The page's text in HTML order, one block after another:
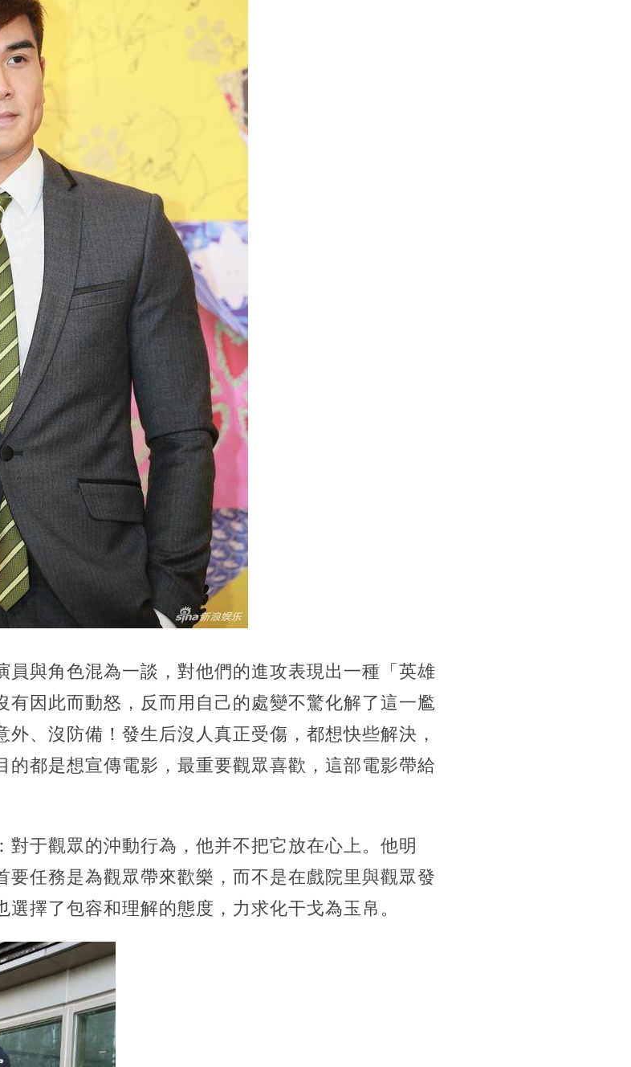
員與角色混為一談，對他們的進攻表現出一種「英雄
有因此而動怒，反而用自己的處變不驚化解了這一尷
、沒防備！發生后沒人真正受傷，都想快些解決，
的都是想宣傳電影，最重要觀眾喜歡，這部電影帶給
于觀眾的沖動行為，他并不把它放在心上。他明
要任務是為觀眾帶來歡樂，而不是在戲院里與觀眾發
擇了包容和理解的態度，力求化干戈為玉帛。